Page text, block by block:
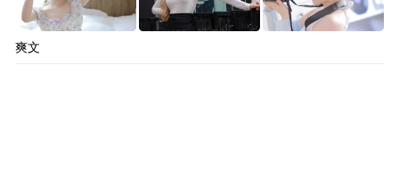
爽文